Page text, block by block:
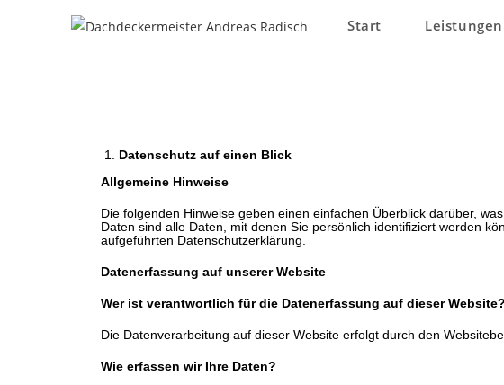
Start Leistungen
Datenschutz auf einen Blick
Allgemeine Hinweise
Die folgenden Hinweise geben einen einfachen Überblick darüber,
Daten sind alle Daten, mit denen Sie persönlich identifiziert werden
aufgeführten Datenschutzerklärung.
Datenerfassung auf unserer Website
Wer ist verantwortlich für die Datenerfassung auf dieser Website?
Die Datenverarbeitung auf dieser Website erfolgt durch den
Wie erfassen wir Ihre Daten?